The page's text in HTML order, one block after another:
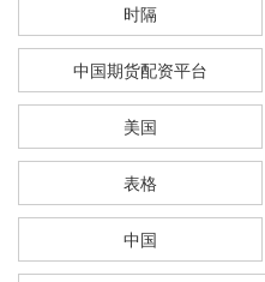
时隔
中国期货配资平台
美国
表格
中国